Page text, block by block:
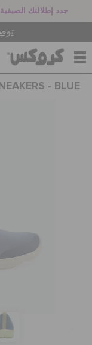
جدد إطلالتك الصيفية! استمتع بخصم
- BLUE